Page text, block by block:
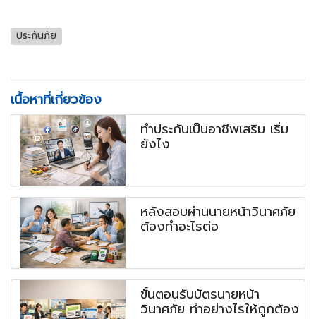
ประกันภัย
เนื้อหาที่เกี่ยวข้อง
ทำประกันเป็นอาชีพเสริม เริ่ม
ยังไง
หลังสอบผ่านนายหน้าวินาศภัย
ต้องทำอะไรต่อ
ขั้นตอนรับบัตรนายหน้า
วินาศภัย ทำอย่างไรให้ถูกต้อง